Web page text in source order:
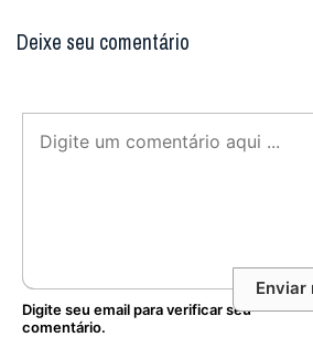
Deixe seu comentário
Enviar
Digite seu email para verificar seu
comentário.